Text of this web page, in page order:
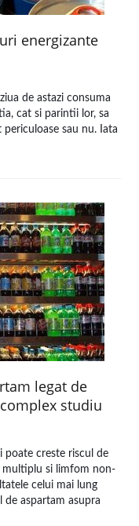
energizante
de astazi consuma
cat si parintii lor, sa
sau nu. Iata
legat de
studiu
poate creste riscul de
multiplu si limfom non-
celui mai lung
aspartam asupra